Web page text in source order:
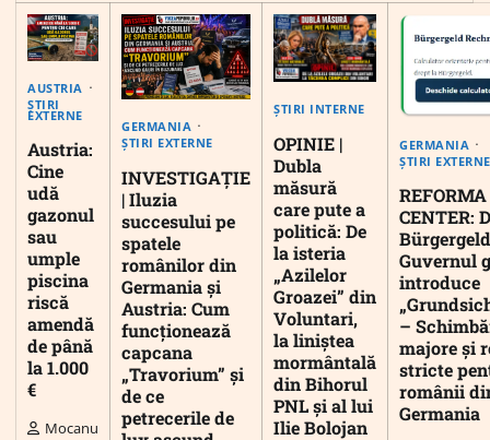
AUSTRIA
ȘTIRI
EXTERNE
Austria:
Cine
udă
gazonul
sau
umple
piscina
riscă
amendă
de până
la 1.000
€
Mocanu
GERMANIA
ȘTIRI EXTERNE
INVESTIGAȚIE
| Iluzia
succesului pe
spatele
românilor din
Germania și
Austria: Cum
funcționează
capcana
„Travorium” și
de ce
petrecerile de
ȘTIRI INTERNE
OPINIE |
Dubla
măsură
care pute a
politică: De
la isteria
„Azilelor
Groazei” din
Voluntari,
la liniștea
mormântală
din Bihorul
PNL și al lui
Ilie Bolojan
GERMANIA
ȘTIRI EXTERNE
CENTER:
Guvernul
introduce
–
majore și
stricte
românii
Germania